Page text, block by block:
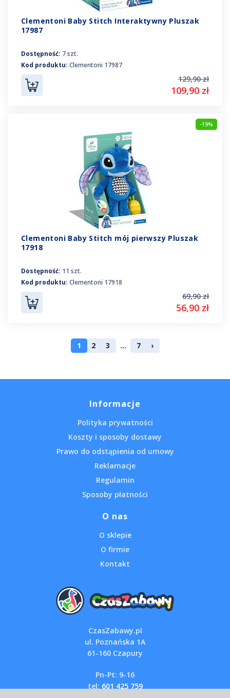
Clementoni Baby Stitch Interaktywny Pluszak
17987
Dostępność: 7 szt.
Kod produktu: Clementoni 17987
129,90 zł
109,90 zł
-19%
Clementoni Baby Stitch mój pierwszy Pluszak
17918
Dostępność: 11 szt.
Kod produktu: Clementoni 17918
69,90 zł
56,90 zł
1 2 3 ... 7 ›
Informacje
Polityka prywatności
Koszty i sposoby dostawy
Prawo do odstąpienia od umowy
Reklamacje
Regulamin
Sposoby płatności
O nas
O sklepie
O firmie
Kontakt
CzasZabawy.pl
ul. Poznańska 1A
61-160 Czapury
Pn-Pt: 9-16
tel: 601 425 759